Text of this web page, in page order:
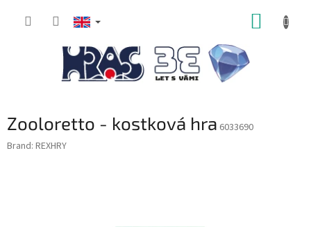
Zooloretto - kostková hra 6033690
Brand: REXHRY